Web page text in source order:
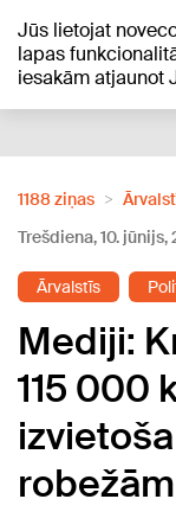
Jūs lietojat
lapas
iesakām atjaunot
+20
1188 ziņas
Trešdiena, 10. jūnijs,
Ārvalstīs
Mediji:
115 000
robežām